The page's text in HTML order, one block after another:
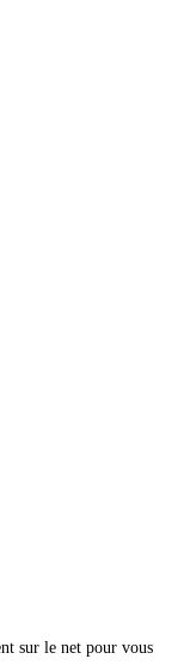
sur le net pour vous